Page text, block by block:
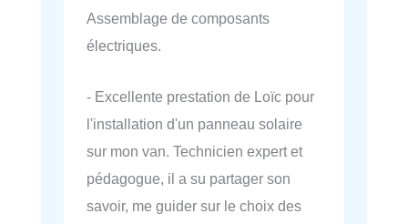
Assemblage de composants
électriques.
- Excellente prestation de Loïc pour
l'installation d'un panneau solaire
sur mon van. Technicien expert et
pédagogue, il a su partager son
savoir, me guider sur le choix des